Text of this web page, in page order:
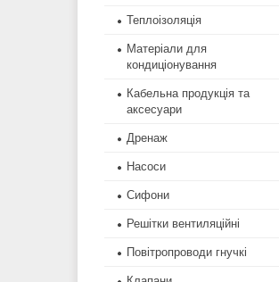
Теплоізоляція
Матеріали для
кондиціонування
Кабельна продукція та
аксесуари
Дренаж
Насоси
Сифони
Решітки вентиляційні
Повітропроводи гнучкі